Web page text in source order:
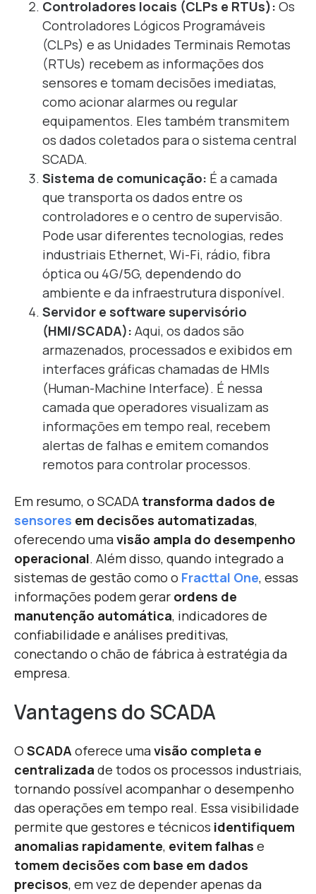
Controladores locais (CLPs e RTUs): Os
Controladores Lógicos Programáveis
(CLPs) e as Unidades Terminais Remotas
(RTUs) recebem as informações dos
sensores e tomam decisões imediatas,
como acionar alarmes ou regular
equipamentos. Eles também transmitem
os dados coletados para o sistema central
SCADA.
Sistema de comunicação: É a camada
que transporta os dados entre os
controladores e o centro de supervisão.
Pode usar diferentes tecnologias, redes
industriais Ethernet, Wi-Fi, rádio, fibra
óptica ou 4G/5G, dependendo do
ambiente e da infraestrutura disponível.
Servidor e software supervisório
(HMI/SCADA): Aqui, os dados são
armazenados, processados e exibidos em
interfaces gráficas chamadas de HMIs
(Human-Machine Interface). É nessa
camada que operadores visualizam as
informações em tempo real, recebem
alertas de falhas e emitem comandos
remotos para controlar processos.
Em resumo, o SCADA transforma dados de
sensores em decisões automatizadas,
oferecendo umavisão ampla do desempenho
operacional. Além disso, quando integrado a
sistemas de gestão como o Fracttal One, essas
informações podem gerar ordens de
manutenção automática, indicadores de
confiabilidade e análises preditivas,
conectando o chão de fábrica à estratégia da
empresa.
Vantagens do SCADA
O SCADAoferece umavisão completa e
centralizada de todos os processos industriais,
tornando possível acompanhar o desempenho
das operações em tempo real. Essa visibilidade
permite que gestores e técnicos identifiquem
anomalias rapidamente, evitem falhas e
tomem decisões com base em dados
precisos, em vez de depender apenas da